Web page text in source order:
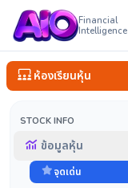
Financial
Intelligence
ห้องเรียนหุ้น
STOCK INFO
ข้อมูลหุ้น
จุดเด่น